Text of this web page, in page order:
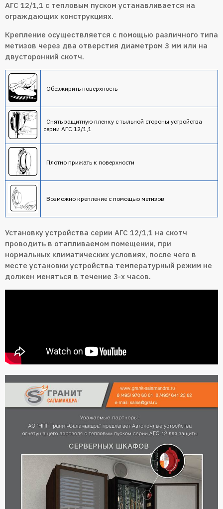
АГС 12/1,1 с тепловым пуском устанавливается на
ограждающих конструкциях.
Крепление осуществляется с помощью различного типа
метизов через два отверстия диаметром 3 мм или на
двусторонний скотч.
Обезжирить поверхность
Снять защитную пленку с тыльной стороны устройства
серии АГС 12/1,1
Плотно прижать к поверхности
Возможно крепление с помощью метизов
Установку устройства серии АГС 12/1,1 на скотч
проводить в отапливаемом помещении, при
нормальных климатических условиях, после чего в
месте установки устройства температурный режим не
должен меняться в течение 3-х часов.